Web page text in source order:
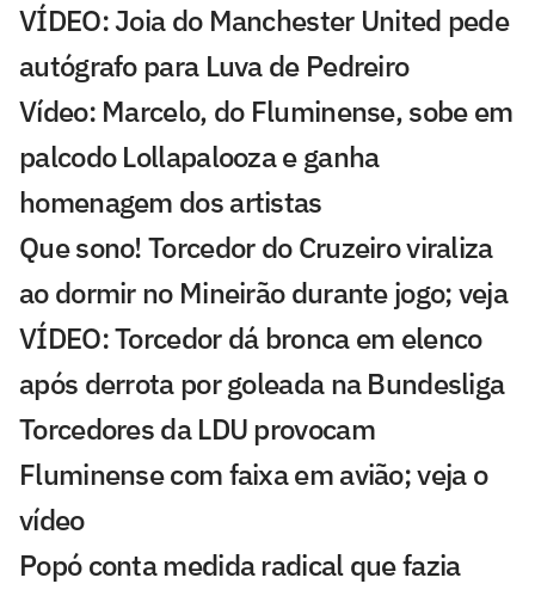
VÍDEO: Joia do Manchester United pede
autógrafo para Luva de Pedreiro
Vídeo: Marcelo, do Fluminense, sobe em
palcodo Lollapalooza e ganha
homenagem dos artistas
Que sono! Torcedor do Cruzeiro viraliza
ao dormir no Mineirão durante jogo; veja
VÍDEO: Torcedor dá bronca em elenco
após derrota por goleada na Bundesliga
Torcedores da LDU provocam
Fluminense com faixa em avião; veja o
vídeo
Popó conta medida radical que fazia